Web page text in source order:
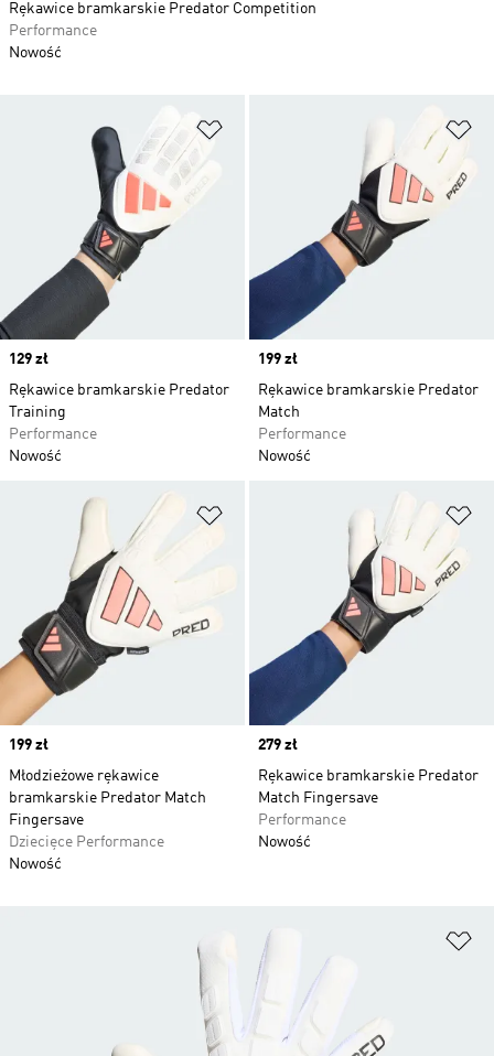
Price
129 zł
Rękawice bramkarskie Predator
Training
Performance
Nowość
Price
199 zł
Rękawice bramkarskie Predator
Match
Performance
Nowość
Price
199 zł
Młodzieżowe rękawice
bramkarskie Predator Match
Fingersave
Dziecięce Performance
Nowość
Price
279 zł
Rękawice bramkarskie Predator
Match Fingersave
Performance
Nowość
Rękawice bramkarskie Predator Competition
Performance
Nowość